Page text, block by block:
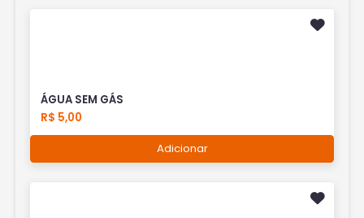
ÁGUA SEM GÁS
R$ 5,00
Adicionar